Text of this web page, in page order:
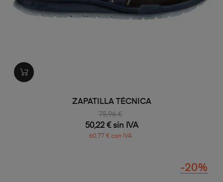
ZAPATILLA TÉCNICA
75,96 €
50,22 € sin IVA
60,77 € con IVA
-20%